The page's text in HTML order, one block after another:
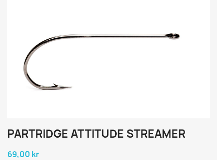
PARTRIDGE ATTITUDE STREAMER
69,00 kr